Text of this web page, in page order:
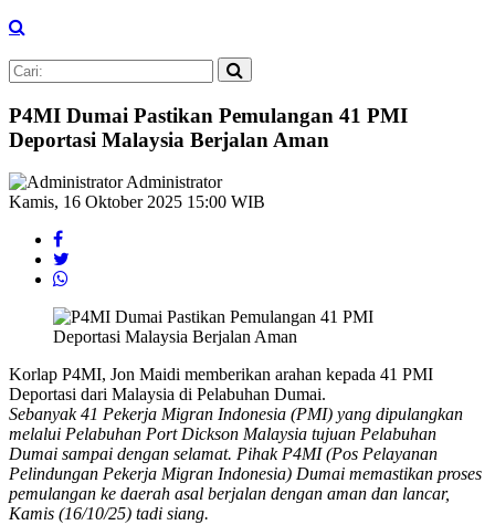
P4MI Dumai Pastikan Pemulangan 41 PMI
Deportasi Malaysia Berjalan Aman
Administrator
Kamis, 16 Oktober 2025 15:00 WIB
Korlap P4MI, Jon Maidi memberikan arahan kepada 41 PMI
Deportasi dari Malaysia di Pelabuhan Dumai.
Sebanyak 41 Pekerja Migran Indonesia (PMI) yang dipulangkan
melalui Pelabuhan Port Dickson Malaysia tujuan Pelabuhan
Dumai sampai dengan selamat. Pihak P4MI(Pos Pelayanan
Pelindungan Pekerja Migran Indonesia) Dumai memastikan proses
pemulangan ke daerah asal berjalan dengan aman dan lancar,
Kamis (16/10/25) tadi siang.